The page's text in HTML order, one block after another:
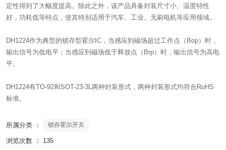
定性得到了大幅度提高。除此之外，该产品具备封装尺寸小、温度特性
好，功耗低等特点，使其特别适用于汽车、工业、无刷电机等应用领域。
DH1224作为典型的锁存型霍尔IC，当感应到磁场超过工作点（Bop）时，
输出信号为低电平；当感应到磁场低于释放点（Brp）时，输出信号为高电
平。
DH1224有TO-92和SOT-23-3L两种封装形式，两种封装形式均符合RoHS
标准。
所属分类 ： 锁存霍尔开关
浏览次数 ： 135